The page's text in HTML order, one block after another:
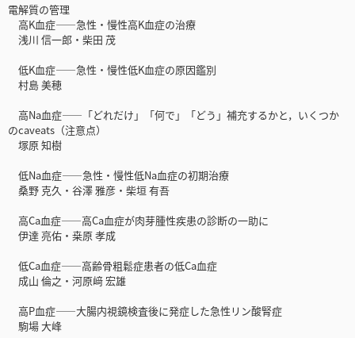
電解質の管理
高K血症――急性・慢性高K血症の治療
浅川 信一郎・柴田 茂
低K血症――急性・慢性低K血症の原因鑑別
村島 美穂
高Na血症――「どれだけ」「何で」「どう」補充するかと，いくつか
のcaveats（注意点）
塚原 知樹
低Na血症――急性・慢性低Na血症の初期治療
桑野 克久・谷澤 雅彦・柴垣 有吾
高Ca血症――高Ca血症が肉芽腫性疾患の診断の一助に
伊達 亮佑・桒原 孝成
低Ca血症――高齢骨粗鬆症患者の低Ca血症
成山 倫之・河原﨑 宏雄
高P血症――大腸内視鏡検査後に発症した急性リン酸腎症
駒場 大峰